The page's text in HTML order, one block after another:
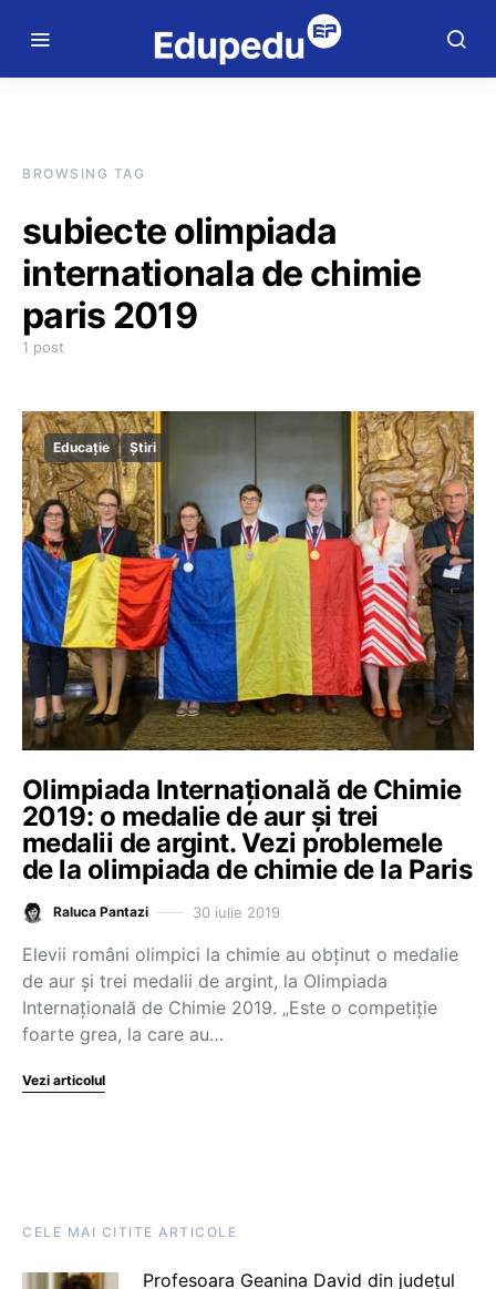
BROWSING TAG
subiecte olimpiada
internationala de chimie
paris 2019
1 post
Educație Știri
Olimpiada Internațională de Chimie
2019: o medalie de aur și trei
medalii de argint. Vezi problemele
de la olimpiada de chimie de la Paris
Raluca Pantazi 30 iulie 2019
Elevii români olimpici la chimie au obținut o medalie
de aur și trei medalii de argint, la Olimpiada
Internațională de Chimie 2019. „Este o competiție
foarte grea, la care au…
Vezi articolul
CELE MAI CITITE ARTICOLE
Profesoara Geanina David din județul